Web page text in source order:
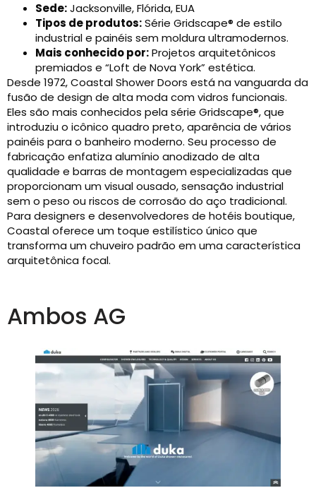
Sede:Jacksonville, Flórida, EUA
Tipos de produtos:Série Gridscape® de estilo
industrial e painéis sem moldura ultramodernos.
Mais conhecido por:Projetos arquitetônicos
premiados e “Loft de Nova York” estética.
Desde 1972, Coastal Shower Doors está na vanguarda da
fusão de design de alta moda com vidros funcionais.
Eles são mais conhecidos pela série Gridscape®, que
introduziu o icônico quadro preto, aparência de vários
painéis para o banheiro moderno. Seu processo de
fabricação enfatiza alumínio anodizado de alta
qualidade e barras de montagem especializadas que
proporcionam um visual ousado, sensação industrial
sem o peso ou riscos de corrosão do aço tradicional.
Para designers e desenvolvedores de hotéis boutique,
Coastal oferece um toque estilístico único que
transforma um chuveiro padrão em uma característica
arquitetônica focal.
Ambos AG